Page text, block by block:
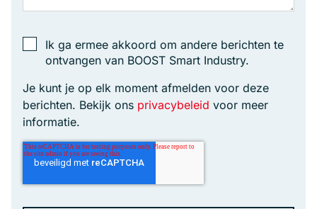
Ik ga ermee akkoord om andere berichten te
ontvangen van BOOST Smart Industry.
Je kunt je op elk moment afmelden voor deze
berichten. Bekijk ons privacybeleid voor meer
informatie.